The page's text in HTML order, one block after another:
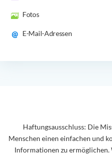
Fotos
E-Mail-Adressen
Haftungsausschluss: Die
Menschen einen einfachen und
Informationen zu